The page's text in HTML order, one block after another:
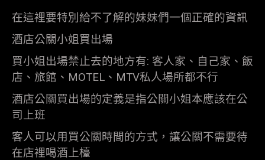
在這裡要特別給不了解的妹妹們一個正確的資訊
酒店公關小姐買出場
買小姐出場禁止去的地方有: 客人家、自己家、飯
店、旅館、MOTEL、MTV私人場所都不行
酒店公關買出場的定義是指公關小姐本應該在公
司上班
客人可以用買公關時間的方式，讓公關不需要待
在店裡喝酒上檯